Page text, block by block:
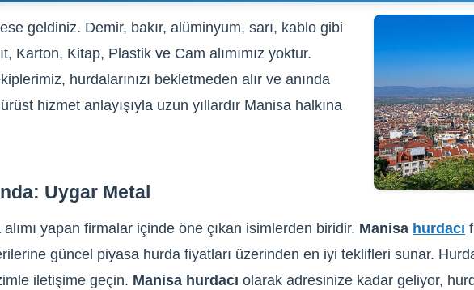
geldiniz. Demir, bakır, alüminyum, sarı, kablo gibi
Karton, Kitap, Plastik ve Cam alımımız yoktur.
hurdalarınızı bekletmeden alır ve anında
hizmet anlayışıyla uzun yıllardır Manisa halkına
Uygar Metal
yapan firmalar içinde öne çıkan isimlerden biridir. Manisa hurdacı
güncel piyasa hurda fiyatları üzerinden en iyi teklifleri sunar.
iletişime geçin. Manisa hurdacı olarak adresinize kadar geliyor,